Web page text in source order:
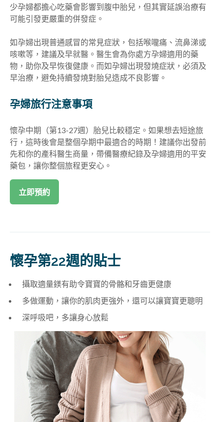
少孕婦都擔心吃藥會影響到腹中胎兒，但其實延誤治療有
可能引發更嚴重的併發症。
如孕婦出現普通感冒的常見症狀，包括喉嚨痛、流鼻涕或
咳嗽等，建議及早就醫。醫生會為你處方孕婦適用的藥
物，助你及早恢復健康。而如孕婦出現發燒症狀，必須及
早治療，避免持續發燒對胎兒造成不良影響。
孕婦旅行注意事項
懷孕中期（第13-27週）胎兒比較穩定。如果想去短途旅
行，這時後會是整個孕期中最適合的時期！建議你出發前
先和你的產科醫生商量，帶備醫療紀錄及孕婦適用的平安
藥包，讓你整個旅程更安心。
立即預約
懷孕第22週的貼士
攝取適量鎂有助令寶寶的骨骼和牙齒更健康
多做運動，讓你的肌肉更強外，還可以讓寶寶更聰明
深呼吸吧，多讓身心放鬆